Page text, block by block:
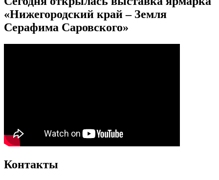
«Нижегородский край – Земля
Серафима Саровского»
Контакты